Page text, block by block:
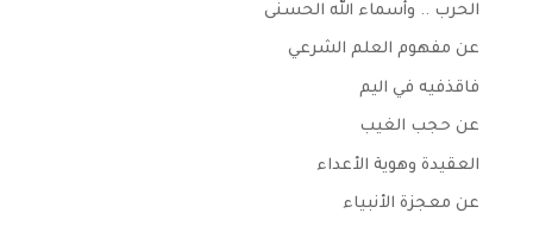
الحرب .. وأسماء الله الحسنى
عن مفهوم العلم الشرعي
فاقذفيه في اليم
عن حجب الغيب
العقيدة وهوية الأعداء
عن معجزة الأنبياء